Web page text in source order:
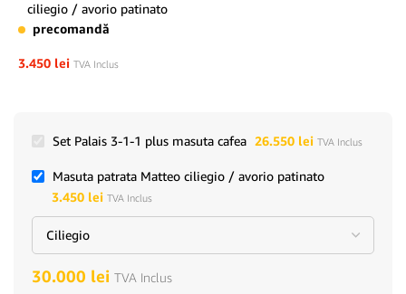
ciliegio / avorio patinato
precomandă
3.450 lei TVA Inclus
Set Palais 3-1-1 plus masuta cafea 26.550 lei TVA Inclus
Masuta patrata Matteo ciliegio / avorio patinato
3.450 lei TVA Inclus
30.000 lei TVA Inclus